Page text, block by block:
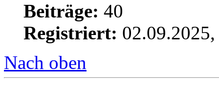
Beiträge: 40
Registriert:
Nach oben